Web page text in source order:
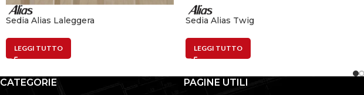
Sedia Alias Laleggera
LEGGI TUTTO
Sedia Alias Twig
LEGGI TUTTO
CATEGORIE PAGINE UTILI